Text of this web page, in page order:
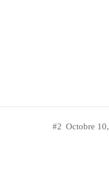
Octobre
#2